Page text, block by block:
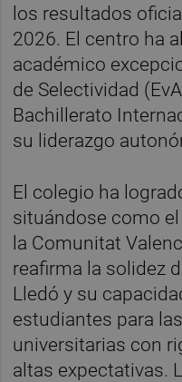
los resultados
2026. El centro ha
académico
de Selectividad
Bachillerato
su liderazgo
El colegio ha
situándose como
la Comunitat
reafirma la solidez
Lledó y su
estudiantes para
universitarias con
altas expectativas.